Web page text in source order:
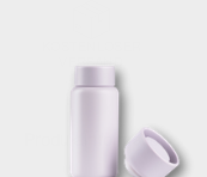
VERSAND
Produktinformation